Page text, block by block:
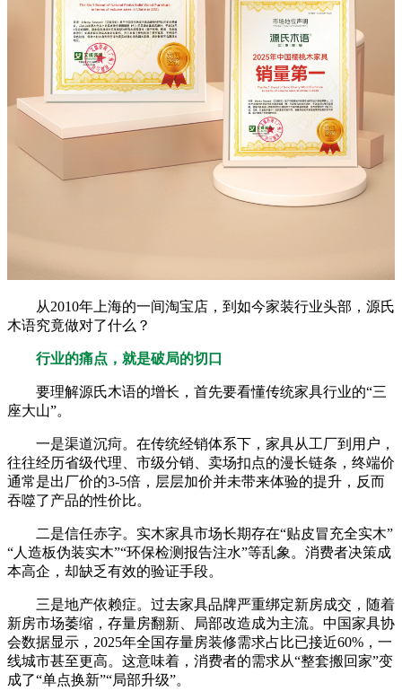
从2010年上海的一间淘宝店，到如今家装行业头部，源氏
木语究竟做对了什么？
行业的痛点，就是破局的切口
要理解源氏木语的增长，首先要看懂传统家具行业的“三
座大山”。
一是渠道沉疴。在传统经销体系下，家具从工厂到用户，
往往经历省级代理、市级分销、卖场扣点的漫长链条，终端价
通常是出厂价的3-5倍，层层加价并未带来体验的提升，反而
吞噬了产品的性价比。
二是信任赤字。实木家具市场长期存在“贴皮冒充全实木”
“人造板伪装实木”“环保检测报告注水”等乱象。消费者决策成
本高企，却缺乏有效的验证手段。
三是地产依赖症。过去家具品牌严重绑定新房成交，随着
新房市场萎缩，存量房翻新、局部改造成为主流。中国家具协
会数据显示，2025年全国存量房装修需求占比已接近60%，一
线城市甚至更高。这意味着，消费者的需求从“整套搬回家”变
成了“单点换新”“局部升级”。